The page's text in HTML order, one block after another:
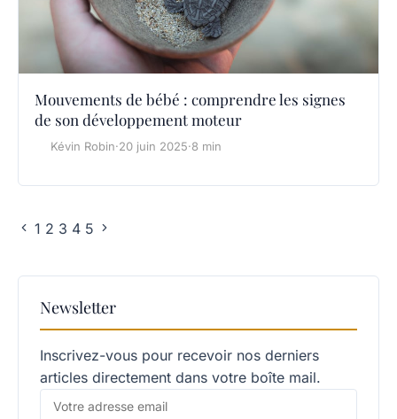
Mouvements de bébé : comprendre les signes
de son développement moteur
Kévin Robin·20 juin 2025·8 min
1 2 3 4 5
Newsletter
Inscrivez-vous pour recevoir nos derniers
articles directement dans votre boîte mail.